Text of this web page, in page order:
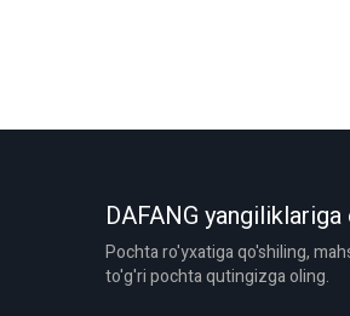
DAFANG
Pochta ro'yxatiga qo'shiling,
to'g'ri pochta qutingizga oling.